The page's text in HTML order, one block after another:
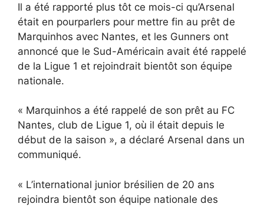
Il a été rapporté plus tôt ce mois-ci qu’Arsenal
était en pourparlers pour mettre fin au prêt de
Marquinhos avec Nantes, et les Gunners ont
annoncé que le Sud-Américain avait été rappelé
de la Ligue 1 et rejoindrait bientôt son équipe
nationale.
« Marquinhos a été rappelé de son prêt au FC
Nantes, club de Ligue 1, où il était depuis le
début de la saison », a déclaré Arsenal dans un
communiqué.
« L’international junior brésilien de 20 ans
rejoindra bientôt son équipe nationale des